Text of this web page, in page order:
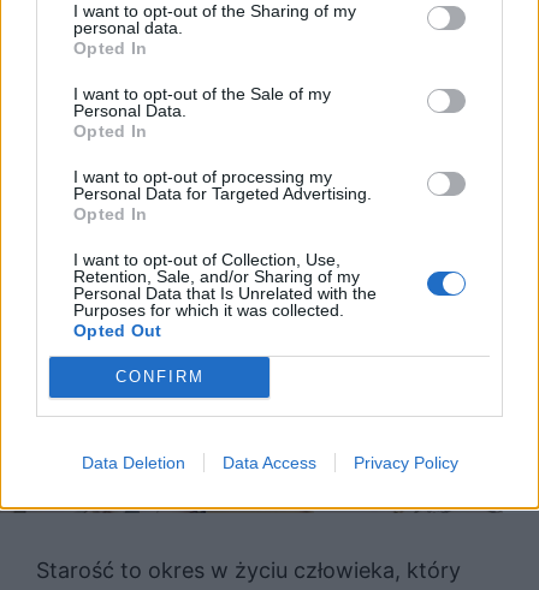
I want to opt-out of the Sharing of my
personal data.
Opted In
I want to opt-out of the Sale of my
Personal Data.
Opted In
I want to opt-out of processing my
Personal Data for Targeted Advertising.
Opted In
I want to opt-out of Collection, Use,
Retention, Sale, and/or Sharing of my
Personal Data that Is Unrelated with the
Purposes for which it was collected.
Opted Out
CONFIRM
Data Deletion Data Access Privacy Policy
reprezentację.
Motyw starości w literaturze –
przykłady z różnych epok
Starość to okres w życiu człowieka, który